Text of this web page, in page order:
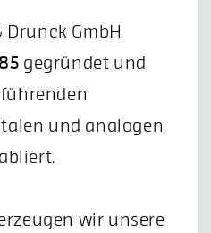
Drunck GmbH
gegründet und
und analogen
wir unsere